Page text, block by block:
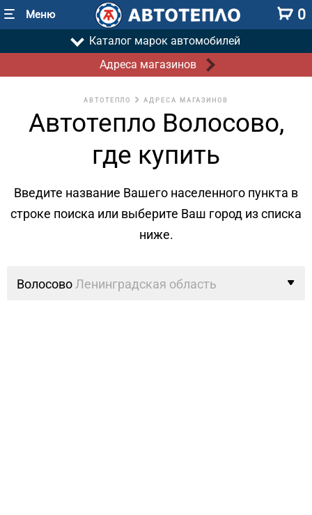
Меню 0
Каталог марок автомобилей
Адреса магазинов
АВТОТЕПЛО АДРЕСА МАГАЗИНОВ
Автотепло Волосово,
где купить
Введите название Вашего населенного пункта в
строке поиска или выберите Ваш город из списка
ниже.
Волосово Ленинградская область